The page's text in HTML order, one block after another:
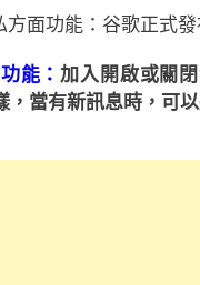
能： 加入開啟或關
，當有新訊息時，可